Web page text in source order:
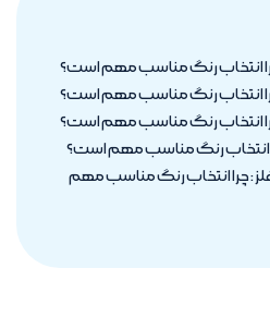
انتخاب رنگ مناسب مهم است؟
انتخاب رنگ مناسب مهم است؟
انتخاب رنگ مناسب مهم است؟
انتخاب رنگ مناسب مهم است؟
: چرا انتخاب رنگ مناسب مهم